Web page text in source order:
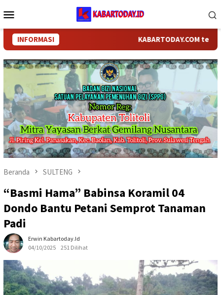
ke
Mobile
INFORMASI KABARTODAY.COM telah
Beranda SULTENG
“Basmi Hama” Babinsa Koramil 04
Dondo Bantu Petani Semprot Tanaman
Padi
Erwin Kabartoday.id
04/10/2025
251 Dilihat